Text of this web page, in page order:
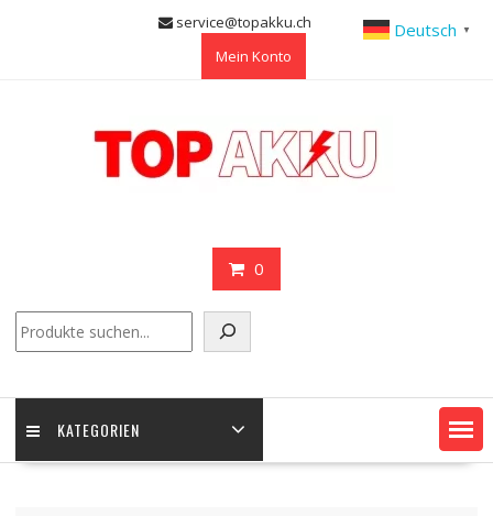
service@topakku.ch
Mein Konto
0
KATEGORIEN
Deutsch ▼